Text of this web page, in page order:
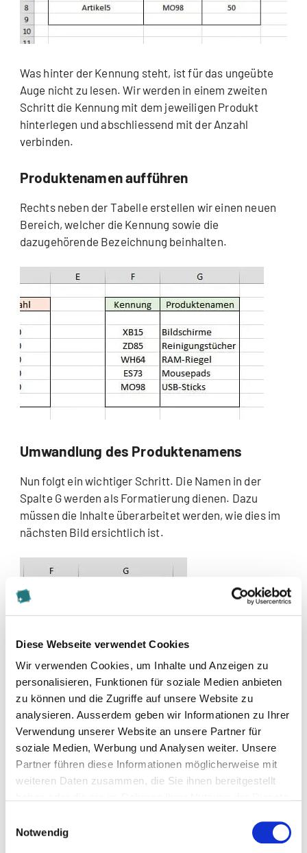
Diese Webseite verwendet Cookies
Wir verwenden Cookies, um Inhalte und Anzeigen zu
personalisieren, Funktionen für soziale Medien anbieten
zu können und die Zugriffe auf unsere Website zu
analysieren. Ausserdem geben wir Informationen zu Ihrer
Verwendung unserer Website an unsere Partner für
soziale Medien, Werbung und Analysen weiter. Unsere
Partner führen diese Informationen möglicherweise mit
weiteren Daten zusammen, die Sie ihnen bereitgestellt
Notwendig
Was hinter der Kennung steht, ist für das ungeübte
Auge nicht zu lesen. Wir werden in einem zweiten
Schritt die Kennung mit dem jeweiligen Produkt
hinterlegen und abschliessend mit der Anzahl
verbinden.
Produktenamen aufführen
Rechts neben der Tabelle erstellen wir einen neuen
Bereich, welcher die Kennung sowie die
dazugehörende Bezeichnung beinhalten.
Umwandlung des Produktenamens
Nun folgt ein wichtiger Schritt. Die Namen in der
Spalte G werden als Formatierung dienen. Dazu
müssen die Inhalte überarbeitet werden, wie dies im
nächsten Bild ersichtlich ist.
Auf den ersten Blick erscheint dies ein wenig
komisch, doch stellt es unsere variable Formatierung
dar. Wie diese verwendet wird, folgt in den nächsten
Formatierte Liste erstellen